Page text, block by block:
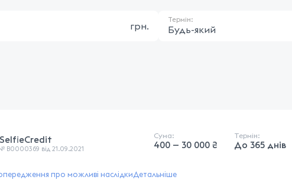
грн.
Термін:
Будь-який
SelfieCredit
В0000369 від 21.09.2021
Сума:
400 — 30 000 ₴
Термін:
До 365 днів
про можливі наслідкиДетальніше